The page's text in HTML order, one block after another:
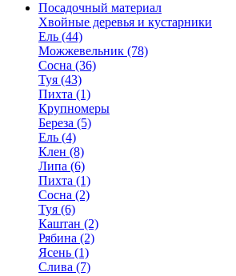
Посадочный материал
Хвойные деревья и кустарники
Ель (44)
Можжевельник (78)
Сосна (36)
Туя (43)
Пихта (1)
Крупномеры
Береза (5)
Ель (4)
Клен (8)
Липа (6)
Пихта (1)
Сосна (2)
Туя (6)
Каштан (2)
Рябина (2)
Ясень (1)
Слива (7)